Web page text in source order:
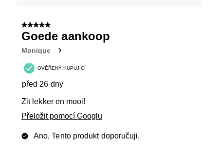
5 z 5 hvězdiček.
Goede aankoop
Monique
OVĚŘENÝ KUPUJÍCÍ
před 26 dny
Zit lekker en mooi!
Přeložit pomocí Googlu
Ano, Tento produkt doporučuji.